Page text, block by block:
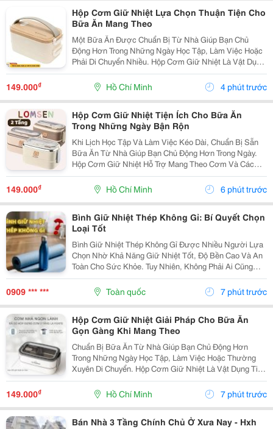
Hộp Cơm Giữ Nhiệt Lựa Chọn Thuận Tiện Cho
Bữa Ăn Mang Theo
Một Bữa Ăn Được Chuẩn Bị Từ Nhà Giúp Bạn Chủ
Động Hơn Trong Những Ngày Học Tập, Làm Việc Hoặc
Phải Di Chuyển Nhiều. Hộp Cơm Giữ Nhiệt Là Vật Dụng
Hữu Ích, Giúp Sắp Xếp Các Món Ăn Ngăn Nắp Và
Thuận Tiện Mang Theo Trong Ngày. Chọn Hộp Theo
Khẩu Phần...
149.000₫ Hồ Chí Minh 4 phút trước
Hộp Cơm Giữ Nhiệt Tiện Ích Cho Bữa Ăn
Trong Những Ngày Bận Rộn
Khi Lịch Học Tập Và Làm Việc Kéo Dài, Chuẩn Bị Sẵn
Bữa Ăn Từ Nhà Giúp Bạn Chủ Động Hơn Trong Ngày.
Hộp Cơm Giữ Nhiệt Hỗ Trợ Mang Theo Cơm Và Các
Món Ăn Kèm Một Cách Gọn Gàng, Phù Hợp Với Nhiều
Nhu Cầu Sử Dụng Khác Nhau. Xác Định Số Lượng Món
Thường...
149.000₫ Hồ Chí Minh 6 phút trước
Bình Giữ Nhiệt Thép Không Gỉ: Bí Quyết Chọn
Loại Tốt
Bình Giữ Nhiệt Thép Không Gỉ Được Nhiều Người Lựa
Chọn Nhờ Khả Năng Giữ Nhiệt Tốt, Độ Bền Cao Và An
Toàn Cho Sức Khỏe. Tuy Nhiên, Không Phải Ai Cũng
Hiểu Rõ Chất Liệu Này Có Những Ưu Điểm Gì Và Cách
Lựa Chọn Sản Phẩm Phù Hợp. Bài Viết Dưới Đây Sẽ...
0909 *** *** Toàn quốc 7 phút trước
Hộp Cơm Giữ Nhiệt Giải Pháp Cho Bữa Ăn
Gọn Gàng Khi Mang Theo
Chuẩn Bị Bữa Ăn Từ Nhà Giúp Bạn Chủ Động Hơn
Trong Những Ngày Học Tập, Làm Việc Hoặc Thường
Xuyên Di Chuyển. Hộp Cơm Giữ Nhiệt Là Vật Dụng Tiện
Lợi, Giúp Sắp Xếp Nhiều Món Ăn Trong Cùng Một Sản
Phẩm Và Dễ Dàng Mang Theo Trong Ngày. Chọn Hộp
149.000₫ Hồ Chí Minh 7 phút trước
Bán Nhà 3 Tầng Chính Chủ Ở Xưa Nay - Hxh